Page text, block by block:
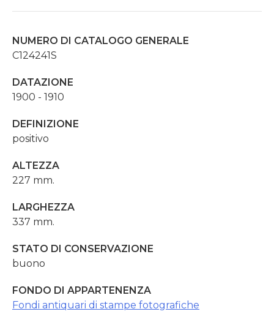
NUMERO DI CATALOGO GENERALE
C124241S
DATAZIONE
1900 - 1910
DEFINIZIONE
positivo
ALTEZZA
227 mm.
LARGHEZZA
337 mm.
STATO DI CONSERVAZIONE
buono
FONDO DI APPARTENENZA
Fondi antiquari di stampe fotografiche